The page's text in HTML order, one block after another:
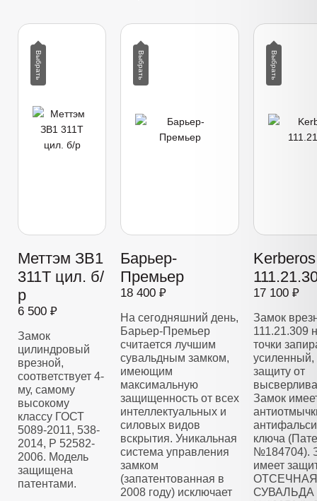
Меттэм ЗВ1
311Т цил. б/
р
6 500 ₽
Замок
цилиндровый
врезной,
соответствует 4-
му, самому
высокому
классу ГОСТ
5089-2011, 538-
2014, Р 52582-
2006. Модель
защищена
патентами.
Барьер-
Премьер
18 400 ₽
На сегодняшний день,
Барьер-Премьер
считается лучшим
сувальдным замком,
имеющим
максимальную
защищенность от всех
интеллектуальных и
силовых видов
вскрытия. Уникальная
система управления
замком
(запатентованная в
2008 году) исключает
Kerberos
17 100 ₽
Замок
111.21.309
точки
усиленный,
защиту от
Замок
ключа
№184704).
имеет
ОТСЕЧНАЯ
СУВАЛЬДА